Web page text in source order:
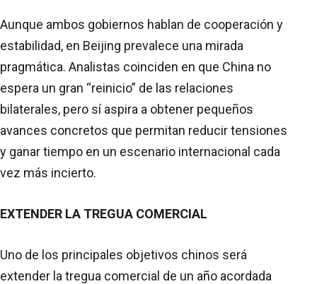
Aunque ambos gobiernos hablan de cooperación y
estabilidad, en Beijing prevalece una mirada
pragmática. Analistas coinciden en que China no
espera un gran “reinicio” de las relaciones
bilaterales, pero sí aspira a obtener pequeños
avances concretos que permitan reducir tensiones
y ganar tiempo en un escenario internacional cada
vez más incierto.
EXTENDER LA TREGUA COMERCIAL
Uno de los principales objetivos chinos será
extender la tregua comercial de un año acordada